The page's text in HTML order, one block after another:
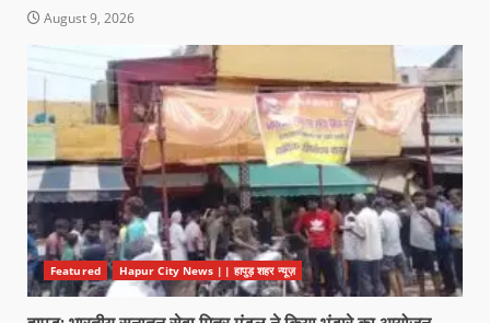
August 9, 2026
Featured Hapur City News || हापुड़ शहर न्यूज़